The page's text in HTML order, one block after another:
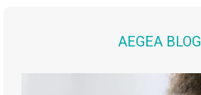
AEGEA BLOG